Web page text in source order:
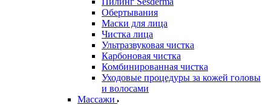
Обертывания
Маски для лица
Чистка лица
Ультразвуковая чистка
Карбоновая чистка
Комбинированная чистка
Уходовые процедуры за кожей головы
и волосами
Массажи